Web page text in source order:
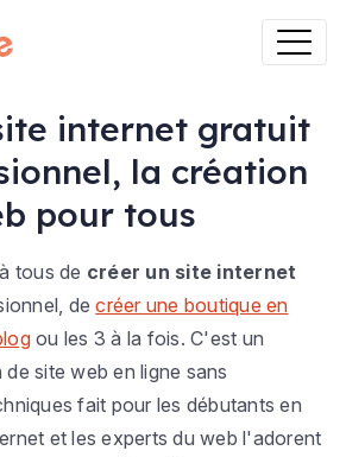
internet gratuit
la création
pour tous
tous de créer un site internet
decréer une boutique en
ou les 3 à la fois. C'est un
site web en ligne sans
fait pour les débutants en
et les experts du web l'adorent